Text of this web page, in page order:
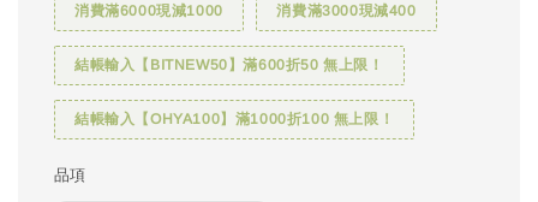
消費滿6000現減1000 消費滿3000現減400
結帳輸入【BITNEW50】滿600折50 無上限！
結帳輸入【OHYA100】滿1000折100 無上限！
品項